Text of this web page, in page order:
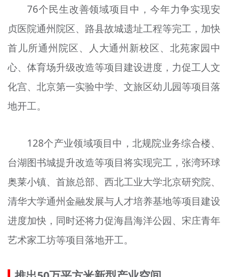
76个民生改善领域项目中，今年力争实现安
贞医院通州院区、路县故城遗址工程等完工，加快
首儿所通州院区、人大通州新校区、北苑家园中
心、体育场升级改造等项目建设进度，力促工人文
化宫、北京第一实验中学、文旅区幼儿园等项目落
地开工。
128个产业领域项目中，北规院业务综合楼、
台湖图书城提升改造等项目将实现完工，张湾环球
奥莱小镇、首旅总部、西北工业大学北京研究院、
清华大学通州金融发展与人才培养基地等项目建设
进度加快，同时还将力促海昌海洋公园、宋庄青年
艺术家工坊等项目落地开工。